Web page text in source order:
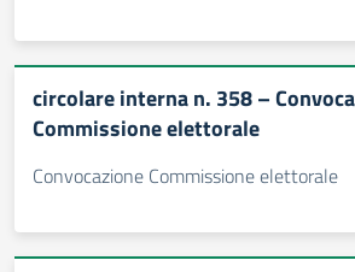
circolare interna n. 358 –
Commissione elettorale
Convocazione Commissione elettorale